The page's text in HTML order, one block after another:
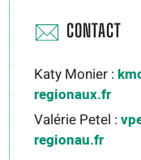
CONTACT
Katy Monier :
regionaux.fr
Valérie Petel :
regionau.fr